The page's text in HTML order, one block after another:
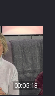
00:05:13